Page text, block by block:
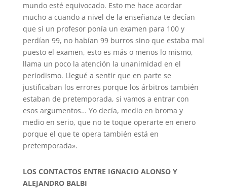
mundo esté equivocado. Esto me hace acordar
mucho a cuando a nivel de la enseñanza te decían
que si un profesor ponía un examen para 100 y
perdían 99, no habían 99 burros sino que estaba mal
puesto el examen, esto es más o menos lo mismo,
llama un poco la atención la unanimidad en el
periodismo. Llegué a sentir que en parte se
justificaban los errores porque los árbitros también
estaban de pretemporada, si vamos a entrar con
esos argumentos… Yo decía, medio en broma y
medio en serio, que no te toque operarte en enero
porque el que te opera también está en
pretemporada».
LOS CONTACTOS ENTRE IGNACIO ALONSO Y
ALEJANDRO BALBI